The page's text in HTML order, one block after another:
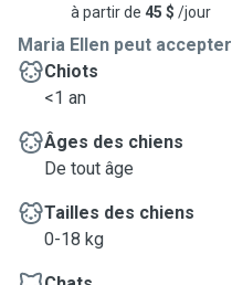
à partir de 45 $ /jour
Maria Ellen peut accepter
Chiots
<1 an
Âges des chiens
De tout âge
Tailles des chiens
0-18 kg